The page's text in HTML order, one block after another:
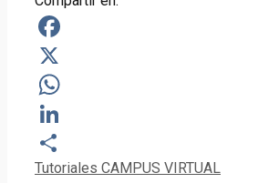
Facebook
X
WhatsApp
LinkedIn
Compartir
Categorías
Tutoriales CAMPUS VIRTUAL